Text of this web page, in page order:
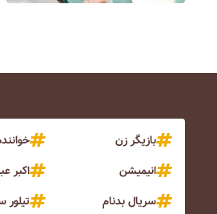
بازیگر زن
انیمیشن
اکبر
سریال بدنام